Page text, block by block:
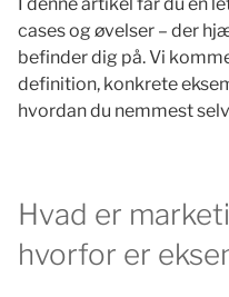
cases og øvelser – der
befinder dig på. Vi
definition, konkrete
hvordan du nemmest
Hvad er
hvorfor er